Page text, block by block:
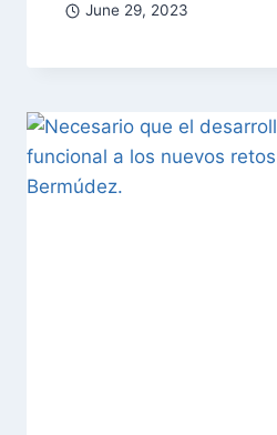
June 29, 2023